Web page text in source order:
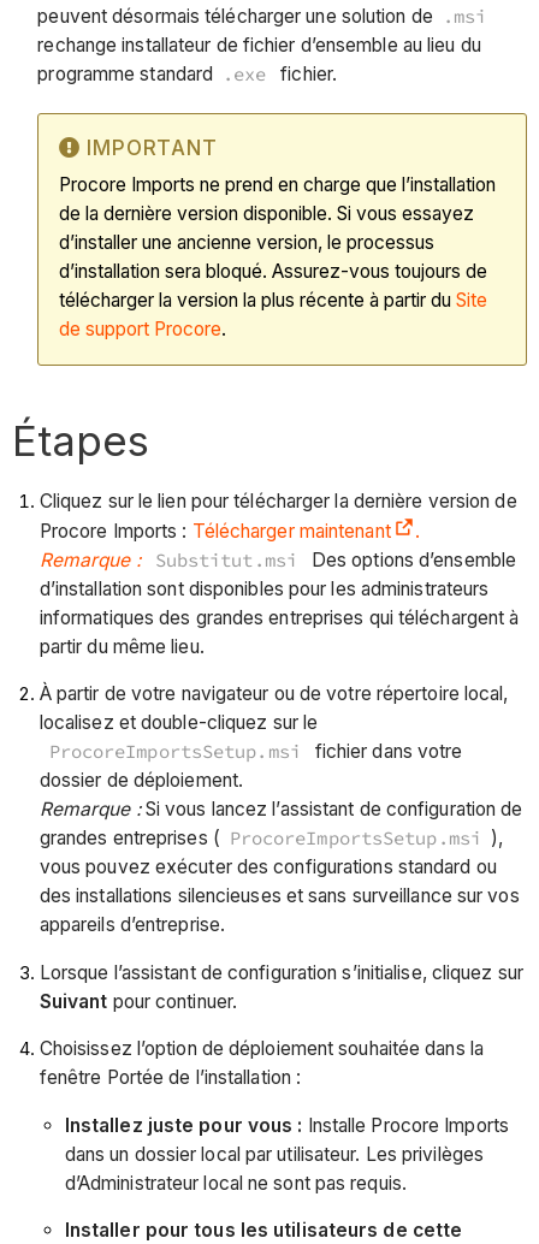
peuvent désormais télécharger une solution de
.msi
rechange installateur de fichier d’ensemble au lieu du
programme standard
.exe fichier.
IMPORTANT
Procore Imports ne prend en charge que l’installation
de la dernière version disponible. Si vous essayez
d’installer une ancienne version, le processus
d’installation sera bloqué. Assurez-vous toujours de
télécharger la version la plus récente à partir duSite
de support Procore.
Étapes
Cliquez sur le lien pour télécharger la dernière version de
Procore Imports : Télécharger maintenant
.
Remarque :
Substitut.msi
Des options d’ensemble
d’installation sont disponibles pour les administrateurs
informatiques des grandes entreprises qui téléchargent à
partir du même lieu.
À partir de votre navigateur ou de votre répertoire local,
localisez et double-cliquez sur le
ProcoreImportsSetup.msi
fichier dans votre
dossier de déploiement.
Remarque :Si vous lancez l’assistant de configuration de
grandes entreprises ( ProcoreImportsSetup.msi ),
vous pouvez exécuter des configurations standard ou
des installations silencieuses et sans surveillance sur vos
appareils d’entreprise.
Lorsque l’assistant de configuration s’initialise, cliquez sur
Suivant pour continuer.
Choisissez l’option de déploiement souhaitée dans la
fenêtre Portée de l’installation :
Installez juste pour vous : Installe Procore Imports
dans un dossier local par utilisateur. Les privilèges
d’Administrateur local ne sont pas requis.
Installer pour tous les utilisateurs de cette